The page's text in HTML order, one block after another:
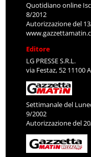
Quotidiano online
8/2012
Autorizzazione del
Editore
LG PRESSE S.R.L.
via Festaz, 52 11100
Settimanale del
9/2002
Autorizzazione del